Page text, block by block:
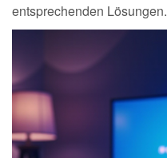
entsprechenden Lösungen.